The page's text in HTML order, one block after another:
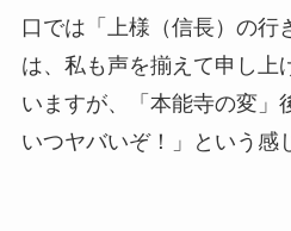
口では「上様（信長）の行
は、私も声を揃えて申し上
いますが、「本能寺の変」
いつヤバいぞ！」という感